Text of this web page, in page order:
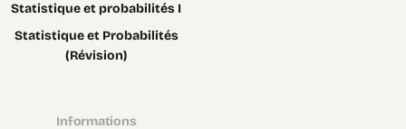
Statistique et probabilités I
Statistique et Probabilités
(Révision)
Informations